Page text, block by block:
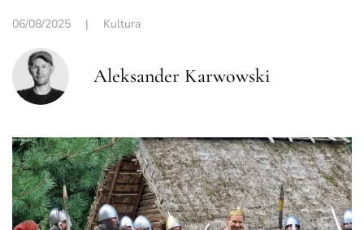
06/08/2025 | Kultura
Aleksander Karwowski